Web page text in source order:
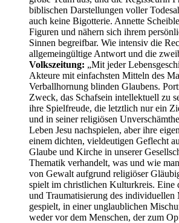
biblischen Darstellungen voller
auch keine Bigotterie. Annette
Figuren und nähern sich ihrem
Sinnen begreifbar. Wie intensiv die
allgemeingültige Antwort und die
Volkszeitung: „Mit jeder
Akteure mit einfachsten Mitteln des
Verballhornung blinden Glaubens.
Zweck, das Schafsein intellektuell zu
ihre Spielfreude, die letztlich nur ein
und in seiner religiösen
Leben Jesu nachspielen, aber ihre
einem dichten, vieldeutigen Geflecht
Glaube und Kirche in unserer
Thematik verhandelt, was und wie
von Gewalt aufgrund religiöser
spielt im christlichen Kulturkreis. Eine
und Traumatisierung des
gespielt, in einer unglaublichen
weder vor dem Menschen, der zum